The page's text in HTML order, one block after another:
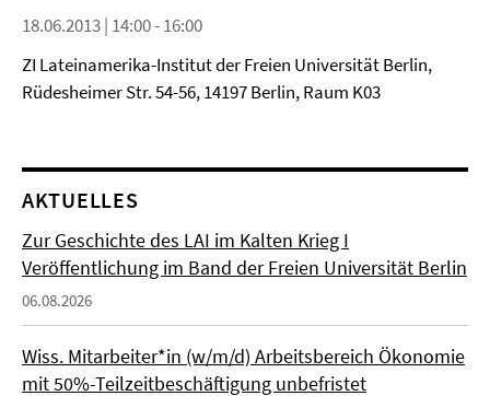
18.06.2013 | 14:00 - 16:00
ZI Lateinamerika-Institut der Freien Universität Berlin,
Rüdesheimer Str. 54-56, 14197 Berlin, Raum K03
AKTUELLES
Zur Geschichte des LAI im Kalten Krieg I
Veröffentlichung im Band der Freien Universität Berlin
06.08.2026
Wiss. Mitarbeiter*in (w/m/d) Arbeitsbereich Ökonomie
mit 50%-Teilzeitbeschäftigung unbefristet